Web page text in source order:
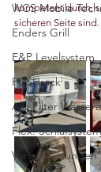
WCS Mobile
Enders Grill
E&P Levelsystem
PUSHrack
Alb Filter
Flex.
Vorzelt Lösungen
kompetent durch,
sicheren Seite sind.